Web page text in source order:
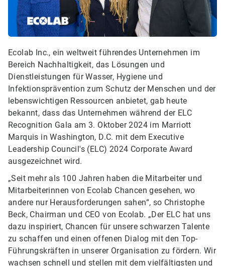
Ecolab Inc., ein weltweit führendes Unternehmen im
Bereich Nachhaltigkeit, das Lösungen und
Dienstleistungen für Wasser, Hygiene und
Infektionsprävention zum Schutz der Menschen und der
lebenswichtigen Ressourcen anbietet, gab heute
bekannt, dass das Unternehmen während der ELC
Recognition Gala am 3. Oktober 2024 im Marriott
Marquis in Washington, D.C. mit dem Executive
Leadership Council's (ELC) 2024 Corporate Award
ausgezeichnet wird.
„Seit mehr als 100 Jahren haben die Mitarbeiter und
Mitarbeiterinnen von Ecolab Chancen gesehen, wo
andere nur Herausforderungen sahen“, so Christophe
Beck, Chairman und CEO von Ecolab. „Der ELC hat uns
dazu inspiriert, Chancen für unsere schwarzen Talente
zu schaffen und einen offenen Dialog mit den Top-
Führungskräften in unserer Organisation zu fördern. Wir
wachsen schnell und stellen mit dem vielfältigsten und